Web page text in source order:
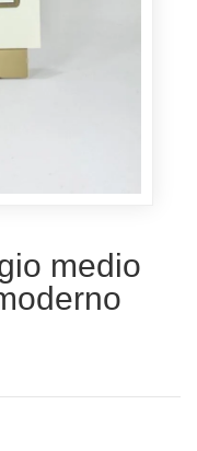
medio